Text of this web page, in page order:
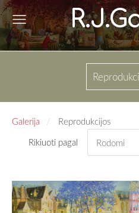
Galerija
Reprodukcijos
Rikiuoti pagal